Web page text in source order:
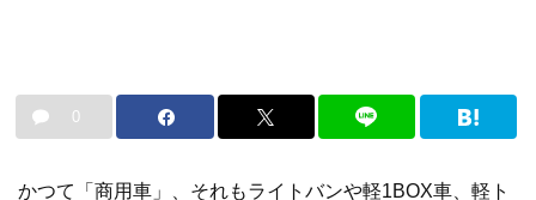
0
かつて「商用車」、それもライトバンや軽1BOX車、軽ト